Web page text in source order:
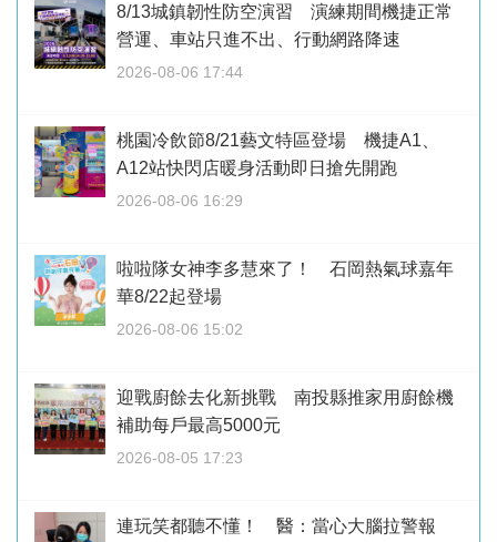
8/13城鎮韌性防空演習 演練期間機捷正常
營運、車站只進不出、行動網路降速
2026-08-06 17:44
桃園冷飲節8/21藝文特區登場 機捷A1、
A12站快閃店暖身活動即日搶先開跑
2026-08-06 16:29
啦啦隊女神李多慧來了！ 石岡熱氣球嘉年
華8/22起登場
2026-08-06 15:02
迎戰廚餘去化新挑戰 南投縣推家用廚餘機
補助每戶最高5000元
2026-08-05 17:23
連玩笑都聽不懂！ 醫：當心大腦拉警報